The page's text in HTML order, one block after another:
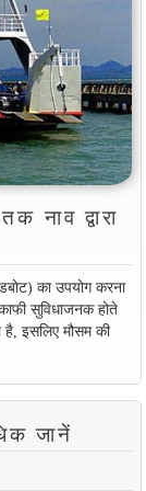
द्वारा
का उपयोग करना
सुविधाजनक होते
इसलिए मौसम की
जानें